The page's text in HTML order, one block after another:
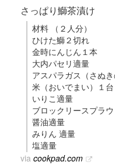
さっぱり鰤茶漬け
材料 （２人分）
ひけた鰤２切れ
金時にんじん１本
大内パセリ適量
アスパラガス（さぬ
米（おいでまい）１台
いりこ適量
ブロックリースプラ
醤油適量
みりん 適量
塩適量
via cookpad.com